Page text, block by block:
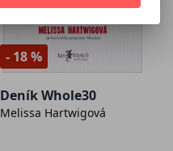
- 18 %
Deník Whole30
Melissa Hartwigová